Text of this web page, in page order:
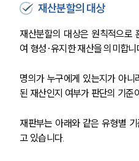
재산분할의 대상
재산분할의 대상은 원칙적으로
여 형성·유지한 재산을 의미합니
명의가 누구에게 있는지가 아
된 재산인지 여부가 판단의 기준
재판부는 아래와 같은 유형별
고 있습니다.